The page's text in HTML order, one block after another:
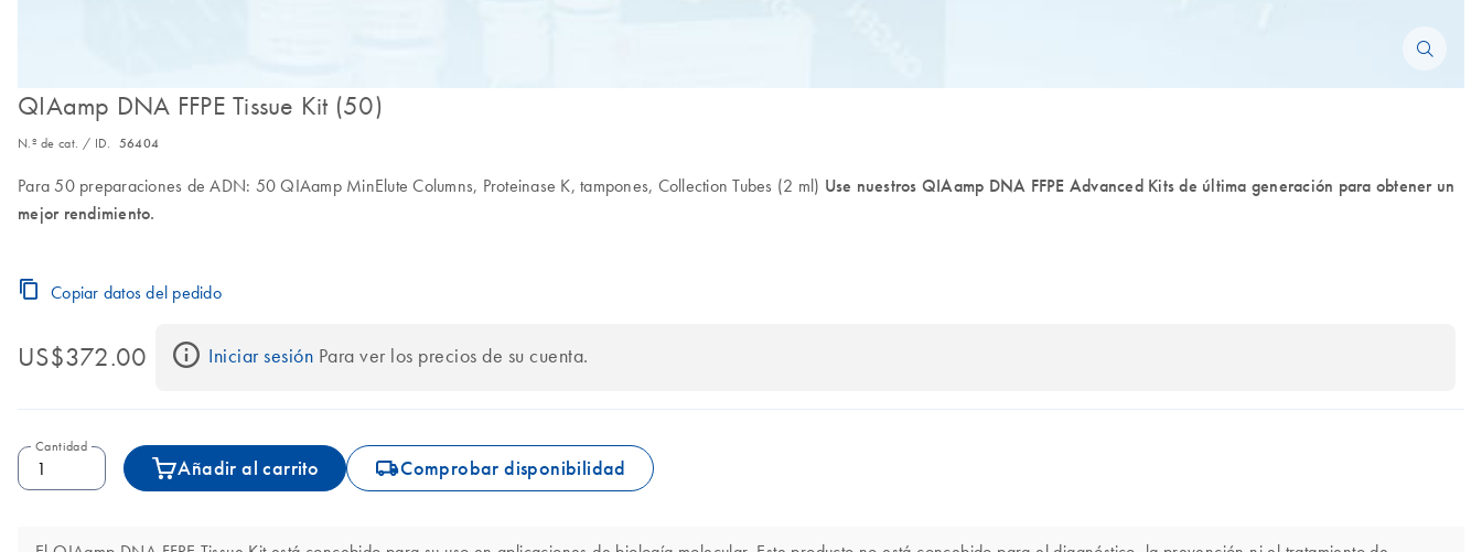
QIAamp DNA FFPE Tissue Kit (50)
N.º de cat. / ID. 56404
Para 50 preparaciones de ADN: 50 QIAamp MinElute Columns, Proteinase K, tampones, Collection Tubes (2 ml) Use nuestros QIAamp DNA FFPE Advanced Kits de última generación para obtener un
mejor rendimiento.
Copiar datos del pedido
US$372.00 Iniciar sesión Para ver los precios de su cuenta.
Cantidad
Añadir al carrito icon_0062_deliver-s Comprobar disponibilidad